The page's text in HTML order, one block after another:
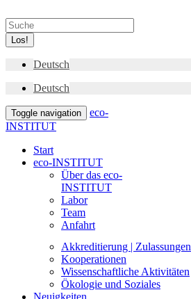
Los!
Deutsch
Deutsch
Toggle navigation
eco-
INSTITUT
Start
eco-INSTITUT
Über das eco-
INSTITUT
Labor
Team
Anfahrt
Akkreditierung | Zulassungen
Kooperationen
Wissenschaftliche Aktivitäten
Ökologie und Soziales
Neuigkeiten